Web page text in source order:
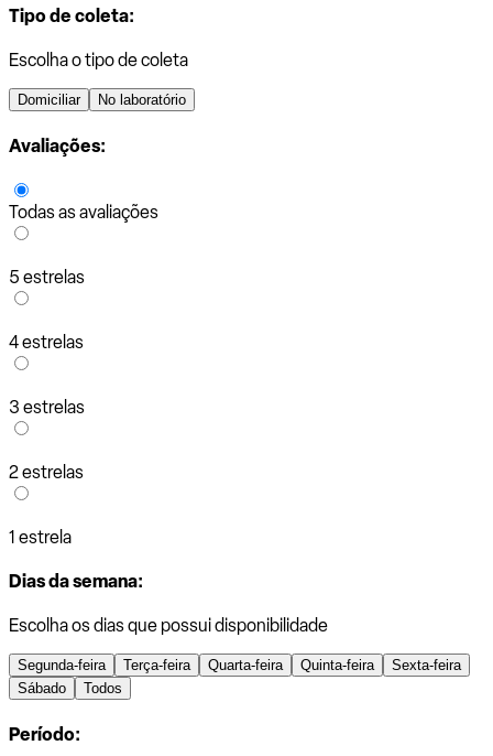
Tipo de coleta:
Escolha o tipo de coleta
Domiciliar No laboratório
Avaliações:
Todas as avaliações
5 estrelas
4 estrelas
3 estrelas
2 estrelas
1 estrela
Dias da semana:
Escolha os dias que possui disponibilidade
Segunda-feira Terça-feira Quarta-feira Quinta-feira
Sexta-feira
Sábado
Todos
Período: